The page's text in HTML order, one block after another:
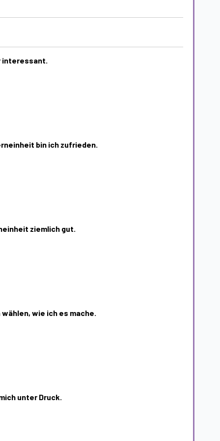
interessant.
bin ich zufrieden.
ziemlich gut.
wie ich es mache.
unter Druck.